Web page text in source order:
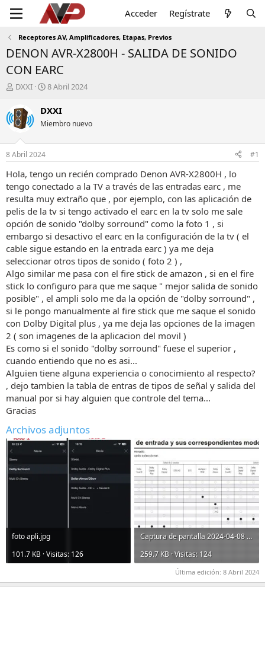
Acceder Regístrate
Receptores AV, Amplificadores, Etapas, Previos
DENON AVR-X2800H - SALIDA DE SONIDO
CON EARC
I
i
c
i
a
d
o
r
e
l
t
e
m
a
DXXI
F
c
h
a
i
n
i
c
i
o
8 Abril 2024
DXXI
Miembro nuevo
8 Abril 2024 #1
Hola, tengo un recién comprado Denon AVR-X2800H , lo
tengo conectado a la TV a través de las entradas earc , me
resulta muy extraño que , por ejemplo, con las aplicación de
pelis de la tv si tengo activado el earc en la tv solo me sale
opción de sonido "dolby sorround" como la foto 1 , si
embargo si desactivo el earc en la configuración de la tv ( el
cable sigue estando en la entrada earc ) ya me deja
seleccionar otros tipos de sonido ( foto 2 ) ,
Algo similar me pasa con el fire stick de amazon , si en el fire
stick lo configuro para que me saque " mejor salida de sonido
posible" , el ampli solo me da la opción de "dolby sorround" ,
si le pongo manualmente al fire stick que me saque el sonido
con Dolby Digital plus , ya me deja las opciones de la imagen
2 ( son imagenes de la aplicacion del movil )
Es como si el sonido "dolby sorround" fuese el superior ,
cuando entiendo que no es asi...
Alguien tiene alguna experiencia o conocimiento al respecto?
, dejo tambien la tabla de entras de tipos de señal y salida del
manual por si hay alguien que controle del tema...
Gracias
Archivos adjuntos
foto apli.jpg
101.7 KB · Visitas: 126
Captura de pantalla 2024-04-08 200304.jpg
259.7 KB · Visitas: 124
Última edición: 8 Abril 2024